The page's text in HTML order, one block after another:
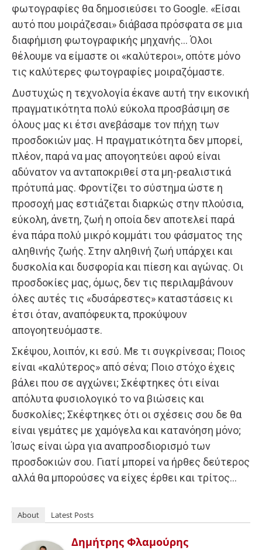
φωτογραφίες θα δημοσιεύσει το Google. «Είσαι
αυτό που μοιράζεσαι» διάβασα πρόσφατα σε μια
διαφήμιση φωτογραφικής μηχανής… Όλοι
θέλουμε να είμαστε οι «καλύτεροι», οπότε μόνο
τις καλύτερες φωτογραφίες μοιραζόμαστε.
Δυστυχώς η τεχνολογία έκανε αυτή την εικονική
πραγματικότητα πολύ εύκολα προσβάσιμη σε
όλους μας κι έτσι ανεβάσαμε τον πήχη των
προσδοκιών μας. Η πραγματικότητα δεν μπορεί,
πλέον, παρά να μας απογοητεύει αφού είναι
αδύνατον να ανταποκριθεί στα μη-ρεαλιστικά
πρότυπά μας. Φροντίζει το σύστημα ώστε η
προσοχή μας εστιάζεται διαρκώς στην πλούσια,
εύκολη, άνετη, ζωή η οποία δεν αποτελεί παρά
ένα πάρα πολύ μικρό κομμάτι του φάσματος της
αληθινής ζωής. Στην αληθινή ζωή υπάρχει και
δυσκολία και δυσφορία και πίεση και αγώνας. Οι
προσδοκίες μας, όμως, δεν τις περιλαμβάνουν
όλες αυτές τις «δυσάρεστες» καταστάσεις κι
έτσι όταν, αναπόφευκτα, προκύψουν
απογοητευόμαστε.
Σκέψου, λοιπόν, κι εσύ. Με τι συγκρίνεσαι; Ποιος
είναι «καλύτερος» από σένα; Ποιο στόχο έχεις
βάλει που σε αγχώνει; Σκέφτηκες ότι είναι
απόλυτα φυσιολογικό το να βιώσεις και
δυσκολίες; Σκέφτηκες ότι οι σχέσεις σου δε θα
είναι γεμάτες με χαμόγελα και κατανόηση μόνο;
Ίσως είναι ώρα για αναπροσδιορισμό των
προσδοκιών σου. Γιατί μπορεί να ήρθες δεύτερος
αλλά θα μπορούσες να είχες έρθει και τρίτος…
About Latest Posts
Δημήτρης Φλαμούρης